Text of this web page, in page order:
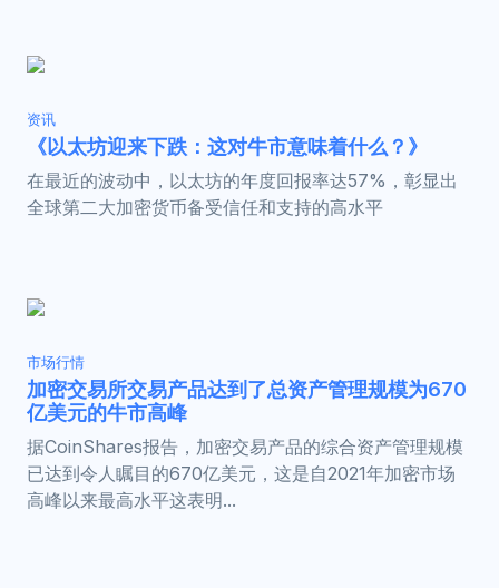
资讯
《以太坊迎来下跌：这对牛市意味着什么？》
在最近的波动中，以太坊的年度回报率达57%，彰显出
全球第二大加密货币备受信任和支持的高水平
市场行情
加密交易所交易产品达到了总资产管理规模为670
亿美元的牛市高峰
据CoinShares报告，加密交易产品的综合资产管理规模
已达到令人瞩目的670亿美元，这是自2021年加密市场
高峰以来最高水平这表明...